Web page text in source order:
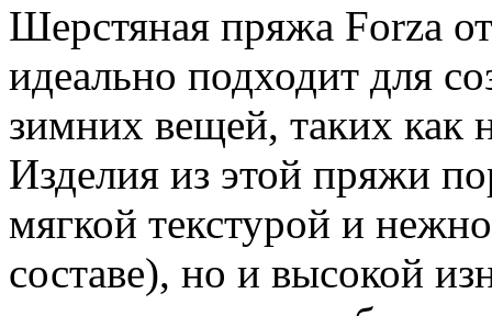
Шерстяная пряжа Forza
идеально подходит для
зимних вещей, таких как
Изделия из этой пряжи
мягкой текстурой и
составе), но и высокой